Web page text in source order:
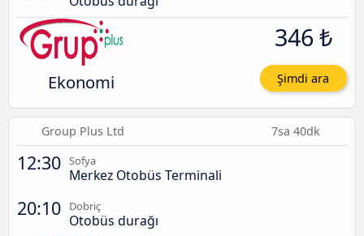
Ekonomi
346 ₺
Şimdi ara
Group Plus Ltd 7sa 40dk
12:30 Sofya
Merkez Otobüs Terminali
20:10 Dobriç
Otobüs durağı